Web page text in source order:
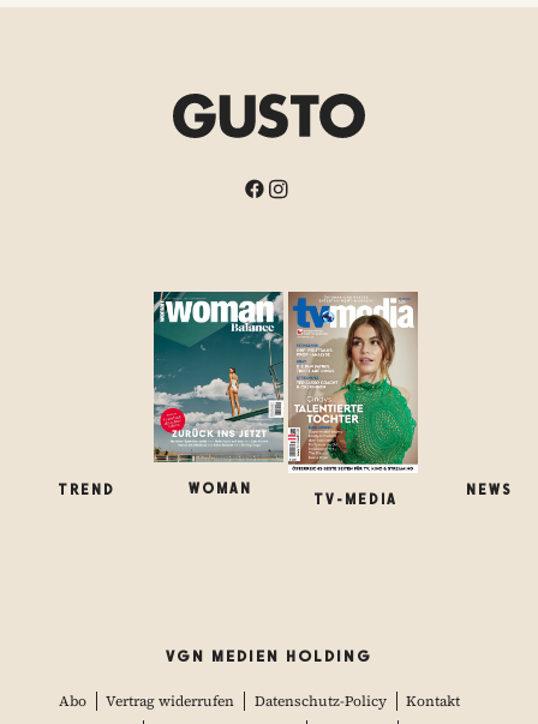
TREND WOMAN
TV-MEDIA
NEWS
VGN MEDIEN HOLDING
Abo Vertrag widerrufen Datenschutz-Policy
Kontakt